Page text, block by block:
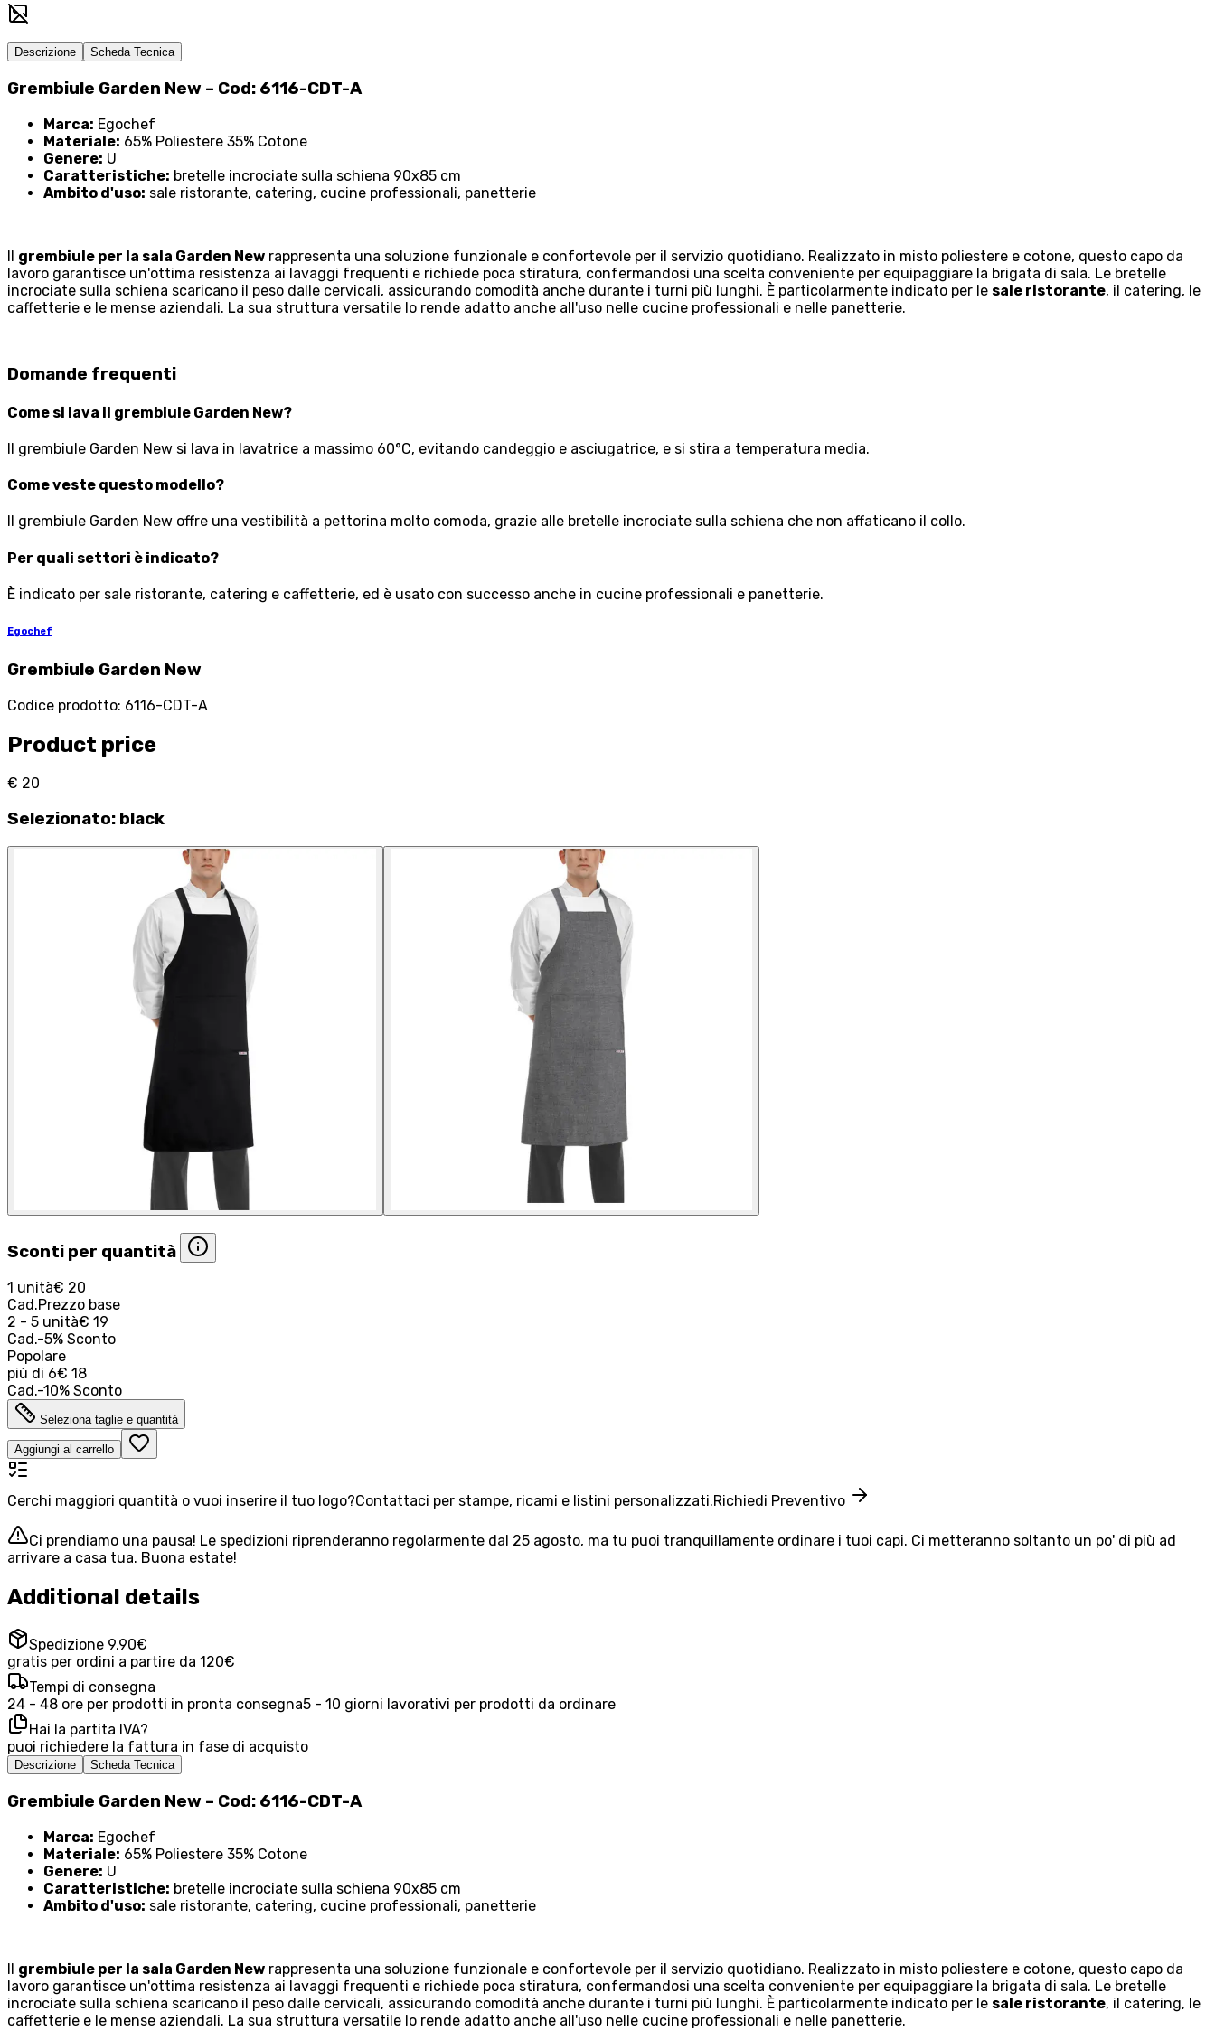
Descrizione Scheda Tecnica
Grembiule Garden New – Cod: 6116-CDT-A
Marca: Egochef
Materiale: 65% Poliestere 35% Cotone
Genere: U
Caratteristiche: bretelle incrociate sulla schiena 90x85 cm
Ambito d'uso: sale ristorante, catering, cucine professionali, panetterie
Il grembiule per la sala Garden New rappresenta una soluzione funzionale e confortevole per il servizio quotidiano. Realizzato in misto poliestere e cotone, questo capo da
lavoro garantisce un'ottima resistenza ai lavaggi frequenti e richiede poca stiratura, confermandosi una scelta conveniente per equipaggiare la brigata di sala. Le bretelle
incrociate sulla schiena scaricano il peso dalle cervicali, assicurando comodità anche durante i turni più lunghi. È particolarmente indicato per le sale ristorante, il catering, le
caffetterie e le mense aziendali. La sua struttura versatile lo rende adatto anche all'uso nelle cucine professionali e nelle panetterie.
Domande frequenti
Come si lava il grembiule Garden New?
Il grembiule Garden New si lava in lavatrice a massimo 60°C, evitando candeggio e asciugatrice, e si stira a temperatura media.
Come veste questo modello?
Il grembiule Garden New offre una vestibilità a pettorina molto comoda, grazie alle bretelle incrociate sulla schiena che non affaticano il collo.
Per quali settori è indicato?
È indicato per sale ristorante, catering e caffetterie, ed è usato con successo anche in cucine professionali e panetterie.
Egochef
Grembiule Garden New
Codice prodotto: 6116-CDT-A
Product price
€ 20
Selezionato: black
Sconti per quantità
1 unità€ 20
Cad.Prezzo base
2 - 5 unità€ 19
Cad.-5% Sconto
Popolare
più di 6€ 18
Cad.-10% Sconto
Seleziona taglie e quantità
Aggiungi al carrello
Cerchi maggiori quantità o vuoi inserire il tuo logo?Contattaci per stampe, ricami e listini personalizzati.Richiedi Preventivo
Ci prendiamo una pausa! Le spedizioni riprenderanno regolarmente dal 25 agosto, ma tu puoi tranquillamente ordinare i tuoi capi. Ci metteranno soltanto un po' di più ad
arrivare a casa tua. Buona estate!
Additional details
Spedizione 9,90€
gratis per ordini a partire da 120€
Tempi di consegna
24 - 48 ore per prodotti in pronta consegna5 - 10 giorni lavorativi per prodotti da ordinare
Hai la partita IVA?
puoi richiedere la fattura in fase di acquisto
Descrizione Scheda Tecnica
Grembiule Garden New – Cod: 6116-CDT-A
Marca: Egochef
Materiale: 65% Poliestere 35% Cotone
Genere: U
Caratteristiche: bretelle incrociate sulla schiena 90x85 cm
Ambito d'uso: sale ristorante, catering, cucine professionali, panetterie
Il grembiule per la sala Garden New rappresenta una soluzione funzionale e confortevole per il servizio quotidiano. Realizzato in misto poliestere e cotone, questo capo da
lavoro garantisce un'ottima resistenza ai lavaggi frequenti e richiede poca stiratura, confermandosi una scelta conveniente per equipaggiare la brigata di sala. Le bretelle
incrociate sulla schiena scaricano il peso dalle cervicali, assicurando comodità anche durante i turni più lunghi. È particolarmente indicato per le sale ristorante, il catering, le
caffetterie e le mense aziendali. La sua struttura versatile lo rende adatto anche all'uso nelle cucine professionali e nelle panetterie.